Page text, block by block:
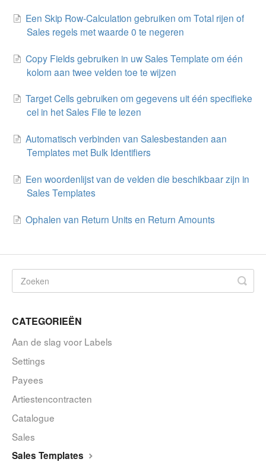
Een Skip Row-Calculation gebruiken om Total rijen of
Sales regels met waarde 0 te negeren
Copy Fields gebruiken in uw Sales Template om één
kolom aan twee velden toe te wijzen
Target Cells gebruiken om gegevens uit één specifieke
cel in het Sales File te lezen
Automatisch verbinden van Salesbestanden aan
Templates met Bulk Identifiers
Een woordenlijst van de velden die beschikbaar zijn in
Sales Templates
Ophalen van Return Units en Return Amounts
CATEGORIEËN
Aan de slag voor Labels
Settings
Payees
Artiestencontracten
Catalogue
Sales
Sales Templates